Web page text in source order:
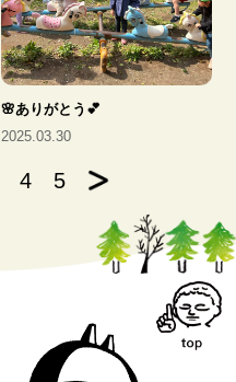
🌸ありがとう💕
2025.03.30
4 5